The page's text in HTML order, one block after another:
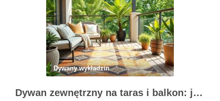
Dywany wykładzin
Dywan zewnętrzny na taras i balkon: jak wybrać trwały i łatwy w pielęgnacji model dopasowany do stylu przestrzeni